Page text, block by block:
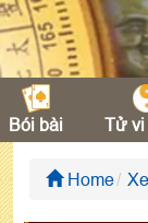
Bói bài Tử vi
Home